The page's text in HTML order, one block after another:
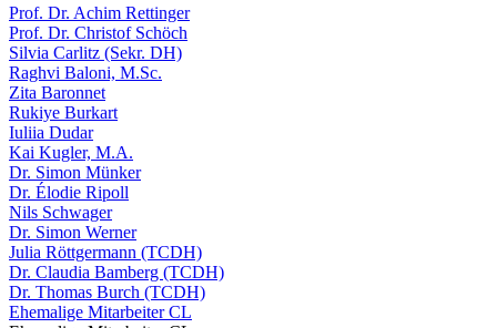
Prof. Dr. Achim Rettinger
Prof. Dr. Christof Schöch
Silvia Carlitz (Sekr. DH)
Raghvi Baloni, M.Sc.
Zita Baronnet
Rukiye Burkart
Iuliia Dudar
Kai Kugler, M.A.
Dr. Simon Münker
Dr. Élodie Ripoll
Nils Schwager
Dr. Simon Werner
Julia Röttgermann (TCDH)
Dr. Claudia Bamberg (TCDH)
Dr. Thomas Burch (TCDH)
Ehemalige Mitarbeiter CL